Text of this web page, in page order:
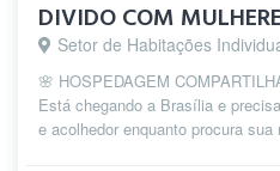
DIVIDO COM
Setor de Habitações
🌸 HOSPEDAGEM
Está chegando a Brasília e
e acolhedor enquanto procura sua